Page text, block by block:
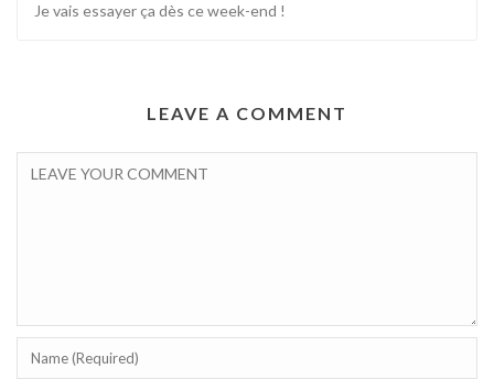
Je vais essayer ça dès ce week-end !
LEAVE A COMMENT